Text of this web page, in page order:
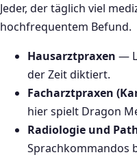
Jeder, der täglich viel
hochfrequentem Befund.
Hausarztpraxen —
der Zeit diktiert.
Facharztpraxen
hier spielt Dragon
Radiologie und
Sprachkommandos